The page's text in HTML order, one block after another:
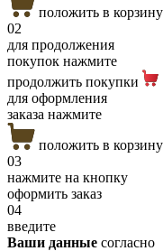
положить в корзину
02
для продолжения
покупок нажмите
продолжить покупки
для оформления
заказа нажмите
положить в корзину
03
нажмите на кнопку
оформить заказ
04
введите
Ваши данные согласно